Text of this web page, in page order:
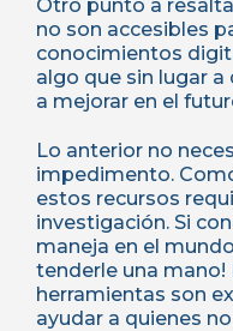
Otro punto a
no son accesibles
conocimientos
algo que sin lugar
a mejorar en el
Lo anterior no
impedimento.
estos recursos
investigación. Si
maneja en el
tenderle una mano!
herramientas son
ayudar a quienes